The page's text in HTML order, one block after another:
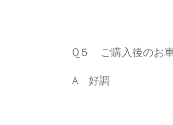
Q５ ご購入後のお
A 好調